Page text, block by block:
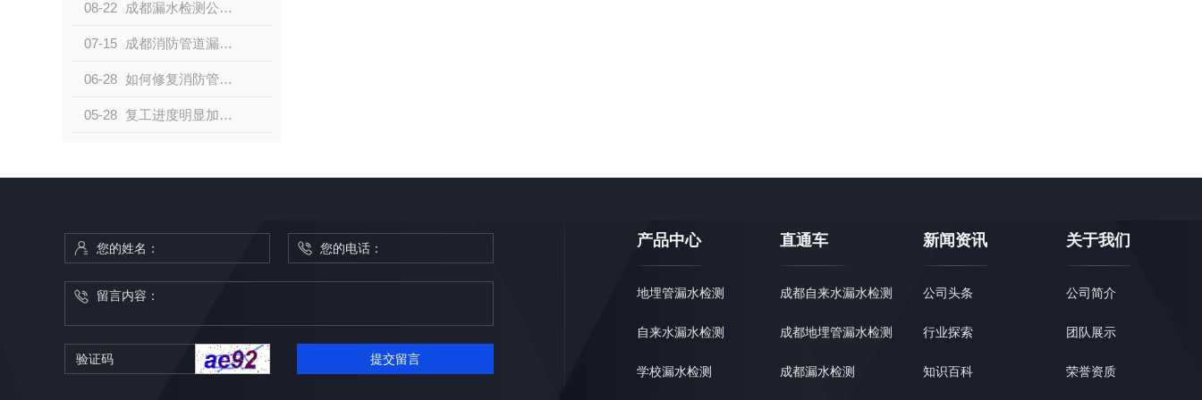
08-22 成都漏水检测公司分享生活中常见漏水场合
07-15 成都消防管道漏水检测方法是什么？
06-28 如何修复消防管道漏水？看成都自来水漏水检测公司小编怎么说
05-28 复工进度明显加快 工信部部署全力提振工业经济举措
产品中心
地埋管漏水检测
自来水漏水检测
学校漏水检测
直通车
成都自来水漏水检测
成都地埋管漏水检测
成都漏水检测
新闻资讯
公司头条
行业探索
知识百科
关于我们
公司简介
团队展示
荣誉资质
提交留言